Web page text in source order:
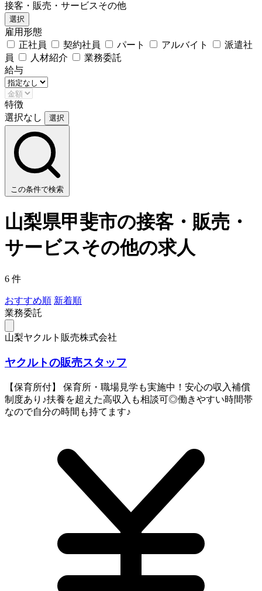
接客・販売・サービスその他
選択
雇用形態
正社員
契約社員 パート アルバイト
派遣社
員
人材紹介
業務委託
給与
特徴
選択なし
選択
この条件で検索
山梨県甲斐市の接客・販売・
サービスその他の求人
6 件
おすすめ順 新着順
業務委託
山梨ヤクルト販売株式会社
ヤクルトの販売スタッフ
【保育所付】 保育所・職場見学も実施中！安心の収入補償
制度あり♪扶養を超えた高収入も相談可◎働きやすい時間帯
なので自分の時間も持てます♪